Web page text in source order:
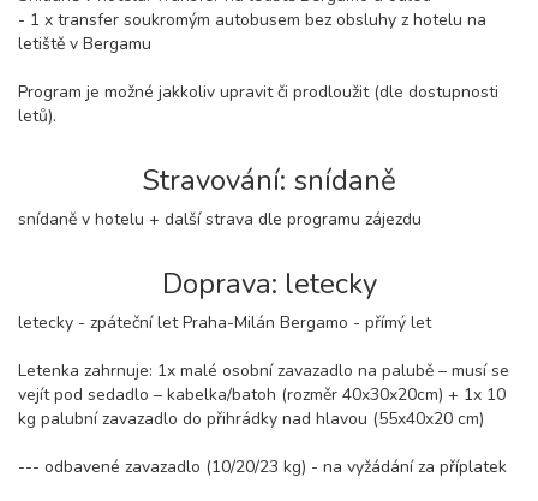
- 1 x transfer soukromým autobusem bez obsluhy z hotelu na
letiště v Bergamu
Program je možné jakkoliv upravit či prodloužit (dle dostupnosti
letů).
Stravování: snídaně
snídaně v hotelu + další strava dle programu zájezdu
Doprava: letecky
letecky - zpáteční let Praha-Milán Bergamo - přímý let
Letenka zahrnuje: 1x malé osobní zavazadlo na palubě – musí se
vejít pod sedadlo – kabelka/batoh (rozměr 40x30x20cm) + 1x 10
kg palubní zavazadlo do přihrádky nad hlavou (55x40x20 cm)
--- odbavené zavazadlo (10/20/23 kg) - na vyžádání za příplatek